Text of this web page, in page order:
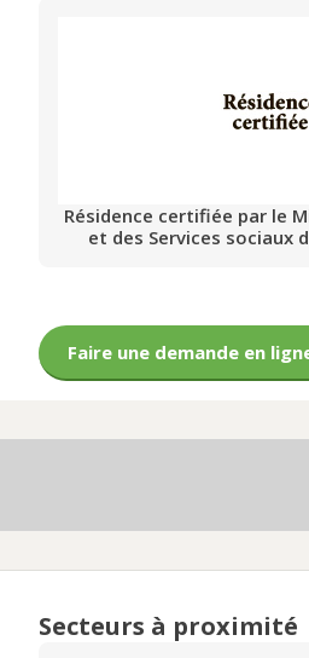
Résidence certifiée par le
et des Services sociaux
Faire une demande en
Secteurs à proximité